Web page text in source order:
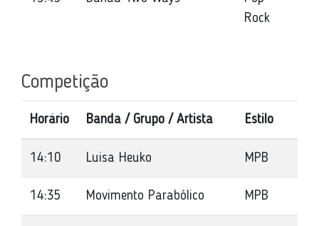
Rock
Competição
Horário Banda / Grupo / Artista Estilo
14:10 Luisa Heuko MPB
14:35 Movimento Parabólico MPB